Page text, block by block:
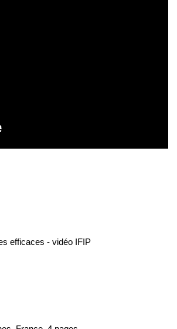
efficaces - vidéo IFIP